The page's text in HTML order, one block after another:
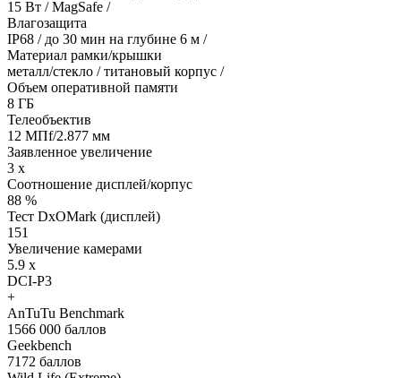
15 Вт / MagSafe /
Влагозащита
IP68 / до 30 мин на глубине 6 м /
Материал рамки/крышки
металл/стекло / титановый корпус /
Объем оперативной памяти
8 ГБ
Телеобъектив
12 МПf/2.877 мм
Заявленное увеличение
3 x
Соотношение дисплей/корпус
88 %
Тест DxOMark (дисплей)
151
Увеличение камерами
5.9 x
DCI-P3
+
AnTuTu Benchmark
1566 000 баллов
Geekbench
7172 баллов